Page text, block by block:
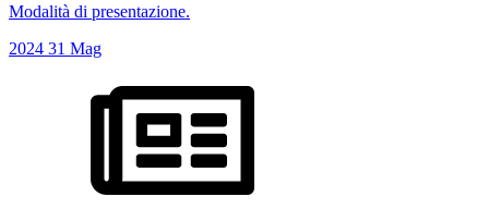
Modalità di presentazione.
2024 31 Mag